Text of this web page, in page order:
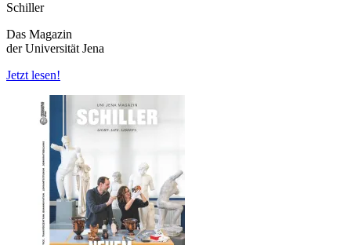
Schiller
Das Magazin
der Universität Jena
Jetzt lesen!